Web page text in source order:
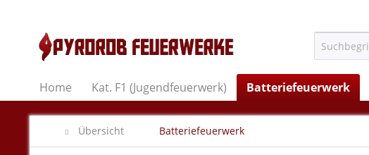
Home Kat. F1 (Jugendfeuerwerk) Batteriefeuerwerk
Übersicht Batteriefeuerwerk